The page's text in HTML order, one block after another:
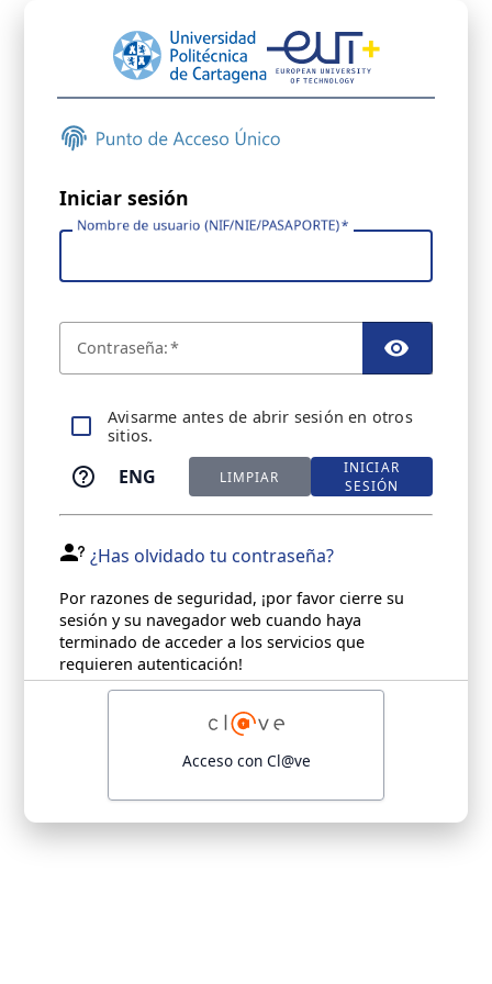
Iniciar sesión
Nombre de usuario (NIF/NIE/PASAPORTE)
Contraseña:
Avisarme antes de abrir sesión en otros
sitios.
ENG LIMPIAR
INICIAR
SESIÓN
¿Has olvidado tu contraseña?
Por razones de seguridad, ¡por favor cierre su
sesión y su navegador web cuando haya
terminado de acceder a los servicios que
requieren autenticación!